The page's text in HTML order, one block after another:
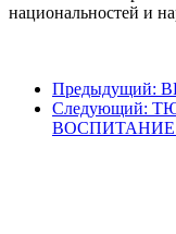
национальностей и
Предыдущий:
Следующий:
ВОСПИТАНИЕ